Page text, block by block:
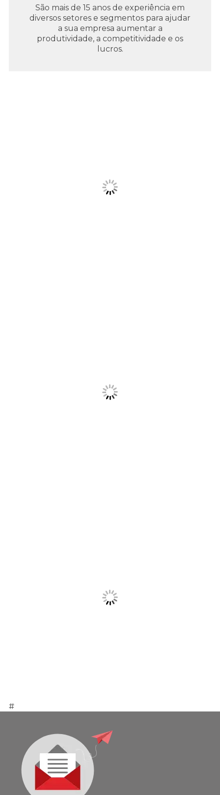
São mais de 15 anos de experiência em
diversos setores e segmentos para ajudar
a sua empresa aumentar a
produtividade, a competitividade e os
lucros.
#